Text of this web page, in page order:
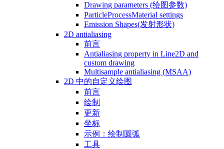
Drawing parameters (绘图参数)
ParticleProcessMaterial settings
Emission Shapes(发射形状)
2D antialiasing
前言
Antialiasing property in Line2D and
custom drawing
Multisample antialiasing (MSAA)
2D 中的自定义绘图
前言
绘制
更新
坐标
示例：绘制圆弧
工具